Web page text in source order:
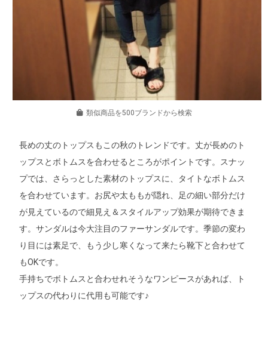
類似商品を500ブランドから検索
長めの丈のトップスもこの秋のトレンドです。丈が長めのト
ップスとボトムスを合わせるところがポイントです。スナッ
プでは、さらっとした素材のトップスに、タイトなボトムス
を合わせています。お尻や太ももが隠れ、足の細い部分だけ
が見えているので細見え＆スタイルアップ効果が期待できま
す。サンダルは今大注目のファーサンダルです。季節の変わ
り目には素足で、もう少し寒くなって来たら靴下と合わせて
もOKです。
手持ちでボトムスと合わせれそうなワンピースがあれば、ト
ップスの代わりに代用も可能です♪